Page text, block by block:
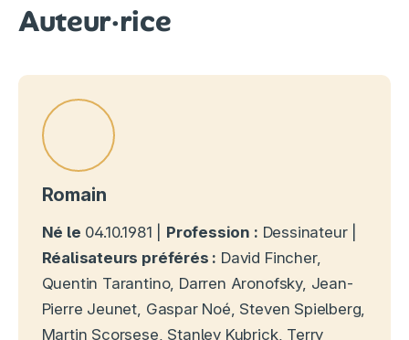
Auteur·rice
Romain
Né le 04.10.1981 | Profession : Dessinateur |
Réalisateurs préférés : David Fincher,
Quentin Tarantino, Darren Aronofsky, Jean-
Pierre Jeunet, Gaspar Noé, Steven Spielberg,
Martin Scorsese, Stanley Kubrick, Terry